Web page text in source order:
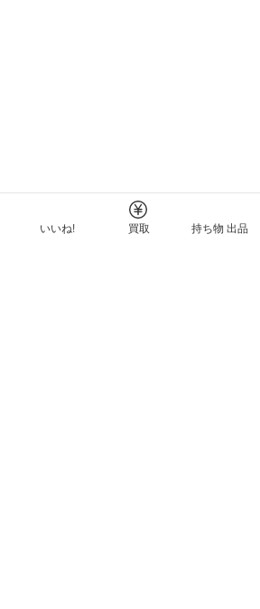
いいね! 買取 持ち物 出品